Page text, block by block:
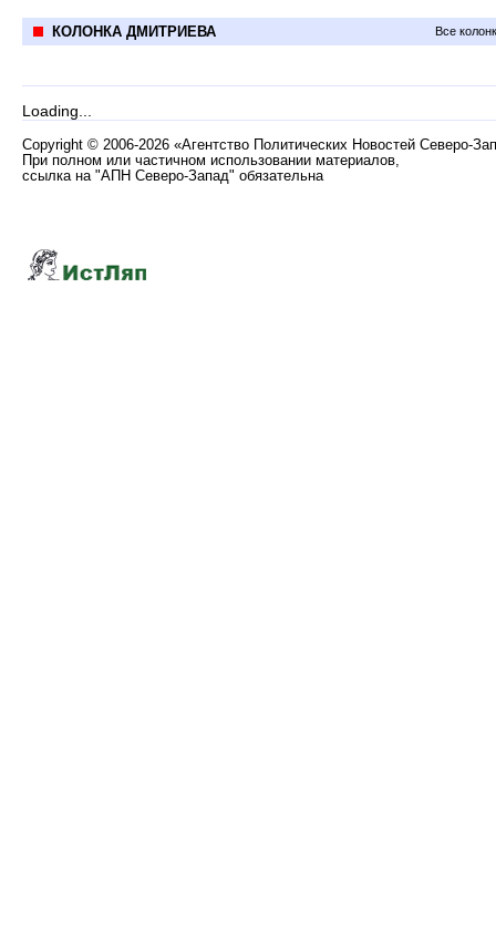
КОЛОНКА ДМИТРИЕВА Все
Loading...
Copyright © 2006-2026 «Агентство Политических Новостей Северо-
При полном или частичном использовании материалов,
ссылка на "АПН Северо-Запад" обязательна